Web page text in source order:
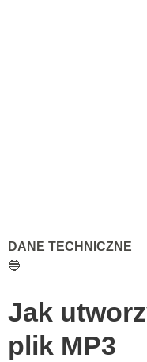
DANE TECHNICZNE
🔵
Jak
plik MP3